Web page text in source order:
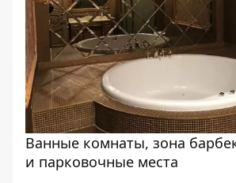
Ванные комнаты, зона
и парковочные места